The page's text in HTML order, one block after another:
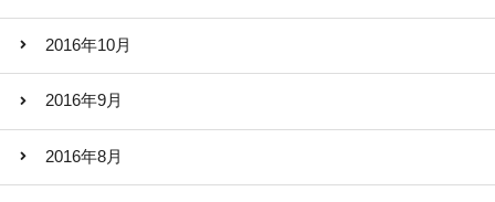
2016年10月
2016年9月
2016年8月